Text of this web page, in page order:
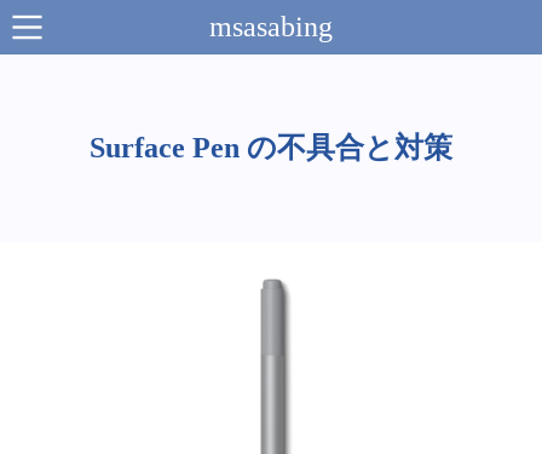
msasabing
Surface Pen の不具合と対策